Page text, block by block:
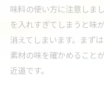
味料の使い方に注意しま
を入れすぎてしまうと味
消えてしまいます。まず
素材の味を確かめること
近道です。